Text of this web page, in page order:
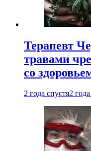
Терапевт
травами
со
2 года спустя2